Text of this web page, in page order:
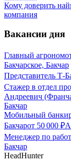
Кому доверить
компания
Вакансии дня
Главный агроном
Бакчарское, Бакчар
Представитель Т-
Стажер в отдел
Андреевич
Бакчар
Мобильный банкир
Бакчарот 50 000 ₽
Менеджер по
Бакчар
HeadHunter